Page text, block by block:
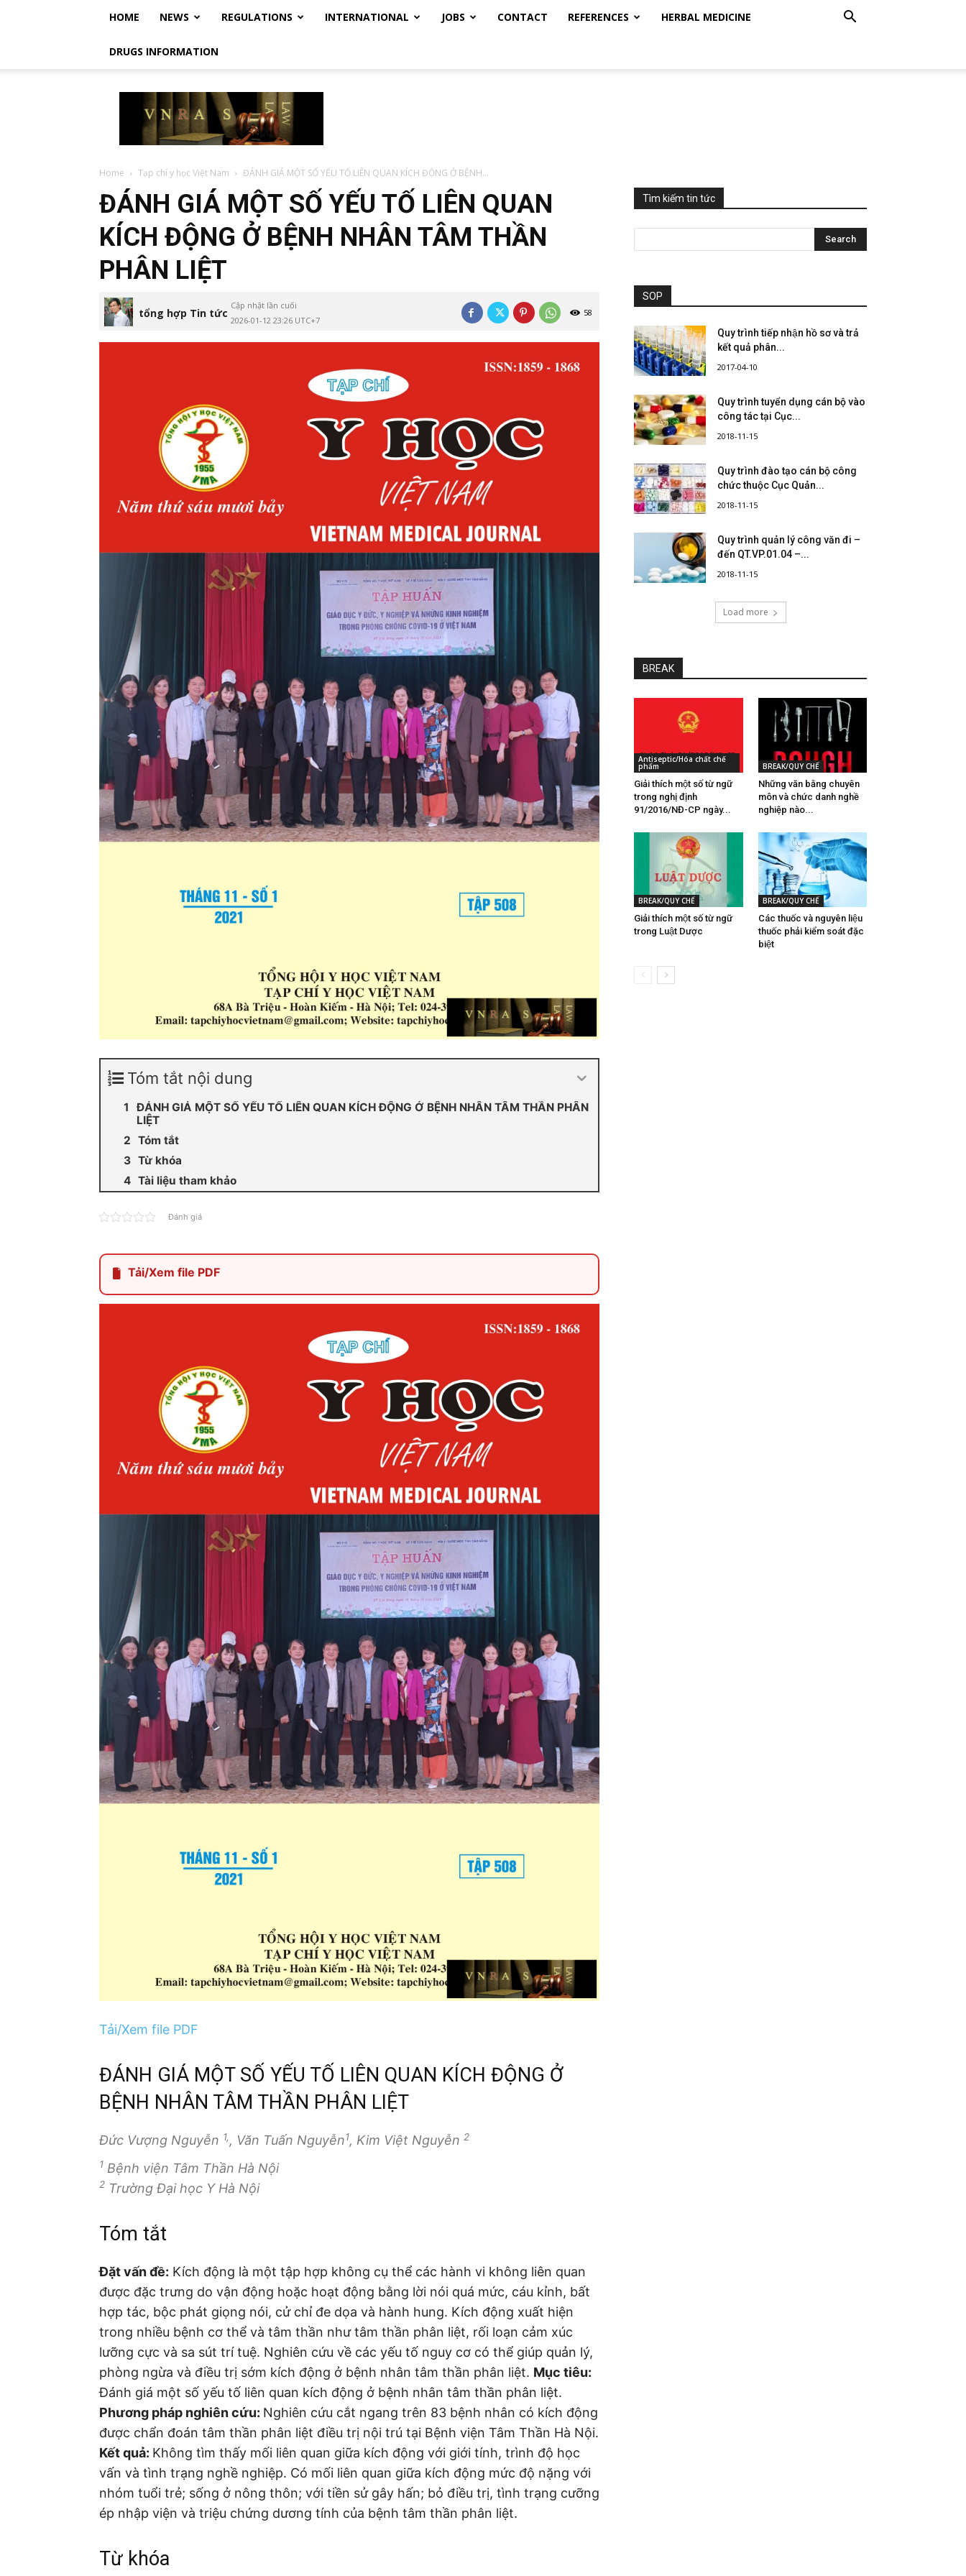
HOME NEWS REGULATIONS INTERNATIONAL JOBS CONTACT REFERENCES HERBAL MEDICINE
DRUGS INFORMATION
Vietnam
Regulatory
Affairs
Society
Luật
Việt
Nam
Home Tạp chí y học Việt Nam ĐÁNH GIÁ MỘT SỐ YẾU TỐ LIÊN QUAN KÍCH ĐỘNG Ở BỆNH...
ĐÁNH GIÁ MỘT SỐ YẾU TỐ LIÊN QUAN
KÍCH ĐỘNG Ở BỆNH NHÂN TÂM THẦN
PHÂN LIỆT
tổng hợp Tin tức
Cập nhật lần cuối
2026-01-12 23:26 UTC+7
58
Tóm tắt nội dung
ĐÁNH GIÁ MỘT SỐ YẾU TỐ LIÊN QUAN KÍCH ĐỘNG Ở BỆNH NHÂN TÂM THẦN PHÂN
LIỆT
Tóm tắt
Từ khóa
Tài liệu tham khảo
Đánh giá
Tải/Xem file PDF
Tải/Xem file PDF
ĐÁNH GIÁ MỘT SỐ YẾU TỐ LIÊN QUAN KÍCH ĐỘNG Ở
BỆNH NHÂN TÂM THẦN PHÂN LIỆT
Đức Vượng Nguyễn 1,, Văn Tuấn Nguyễn1, Kim Việt Nguyễn 2
1 Bệnh viện Tâm Thần Hà Nội
2 Trường Đại học Y Hà Nội
Tóm tắt
Đặt vấn đề: Kích động là một tập hợp không cụ thể các hành vi không liên quan
được đặc trưng do vận động hoặc hoạt động bằng lời nói quá mức, cáu kỉnh, bất
hợp tác, bộc phát giọng nói, cử chỉ đe dọa và hành hung. Kích động xuất hiện
trong nhiều bệnh cơ thể và tâm thần như tâm thần phân liệt, rối loạn cảm xúc
lưỡng cực và sa sút trí tuệ. Nghiên cứu về các yếu tố nguy cơ có thể giúp quản lý,
phòng ngừa và điều trị sớm kích động ở bệnh nhân tâm thần phân liệt. Mục tiêu:
Đánh giá một số yếu tố liên quan kích động ở bệnh nhân tâm thần phân liệt.
Phương pháp nghiên cứu: Nghiên cứu cắt ngang trên 83 bệnh nhân có kích động
được chẩn đoán tâm thần phân liệt điều trị nội trú tại Bệnh viện Tâm Thần Hà Nội.
Kết quả: Không tìm thấy mối liên quan giữa kích động với giới tính, trình độ học
vấn và tình trạng nghề nghiệp. Có mối liên quan giữa kích động mức độ nặng với
nhóm tuổi trẻ; sống ở nông thôn; với tiền sử gây hấn; bỏ điều trị, tình trạng cưỡng
ép nhập viện và triệu chứng dương tính của bệnh tâm thần phân liệt.
Từ khóa
Tìm kiếm tin tức
SOP
Quy trình tiếp nhận hồ sơ và trả
kết quả phân...
2017-04-10
Quy trình tuyển dụng cán bộ vào
công tác tại Cục...
2018-11-15
Quy trình đào tạo cán bộ công
chức thuộc Cục Quản...
2018-11-15
Quy trình quản lý công văn đi –
đến QT.VP.01.04 –...
2018-11-15
Load more
BREAK
Antiseptic/Hóa chất chế
phẩm
Giải thích một số từ ngữ
trong nghị định
91/2016/NĐ-CP ngày...
BREAK/QUY CHẾ
Những văn bằng chuyên
môn và chức danh nghề
nghiệp nào...
BREAK/QUY CHẾ
Giải thích một số từ ngữ
trong Luật Dược
BREAK/QUY CHẾ
Các thuốc và nguyên liệu
thuốc phải kiểm soát đặc
biệt